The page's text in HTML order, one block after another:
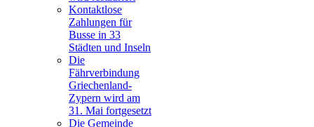
Kontaktlose
Zahlungen für
Busse in 33
Städten und Inseln
Die
Fährverbindung
Griechenland-
Zypern wird am
31. Mai fortgesetzt
Die Gemeinde